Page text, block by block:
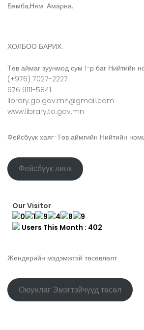
Бямба,Ням: Амарна.
ХОЛБОО БАРИХ:
Төв аймаг зуунмод сум 1-р баг Нийтийн
(+976) 7027-2227
976 9111-5841
library.go.gov.mn@gmail.com
www.library.to.gov.mn
Фейсбүүк хаяг-Төв аймгийн Нийтийн
Фейсбүүк линк
Our Visitor
Users This Month : 402
Жендерийн мэдэмжтэй төсөвлөлт
Оюунлаг Эмэгтэйчүүд төсөл